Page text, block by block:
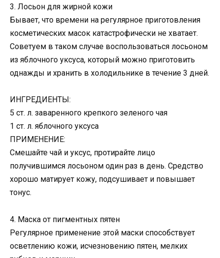
3. Лосьон для жирной кожи
Бывает, что времени на регулярное приготовления
косметических масок катастрофически не хватает.
Советуем в таком случае воспользоваться лосьоном
из яблочного уксуса, который можно приготовить
однажды и хранить в холодильнике в течение 3 дней.
ИНГРЕДИЕНТЫ:
5 ст. л. заваренного крепкого зеленого чая
1 ст. л. яблочного уксуса
ПРИМЕНЕНИЕ:
Смешайте чай и уксус, протирайте лицо
получившимся лосьоном один раз в день. Средство
хорошо матирует кожу, подсушивает и повышает
тонус.
4. Маска от пигментных пятен
Регулярное применение этой маски способствует
осветлению кожи, исчезновению пятен, мелких